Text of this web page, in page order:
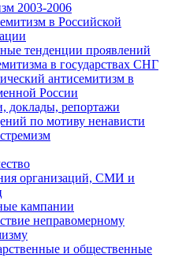
2003-2006
в Российской
тенденции проявлений
в государствах СНГ
антисемитизм в
России
доклады, репортажи
по мотиву ненависти
организаций, СМИ и
кампании
неправомерному
и общественные